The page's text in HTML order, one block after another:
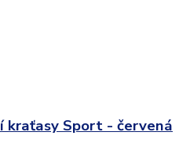
kraťasy Sport - červená